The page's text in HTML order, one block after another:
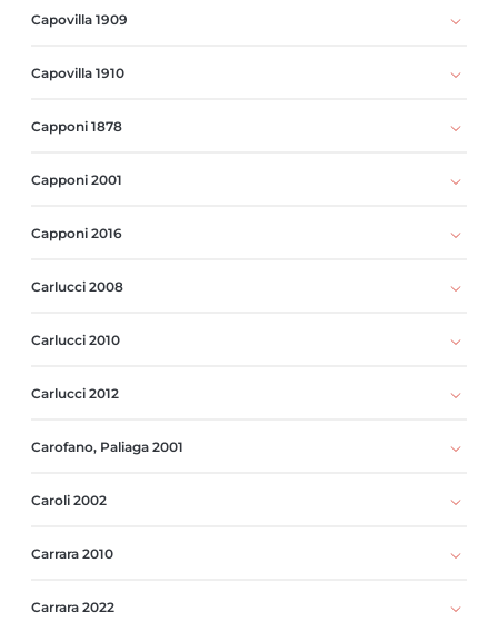
Capovilla 1909
Capovilla 1910
Capponi 1878
Capponi 2001
Capponi 2016
Carlucci 2008
Carlucci 2010
Carlucci 2012
Carofano, Paliaga 2001
Caroli 2002
Carrara 2010
Carrara 2022